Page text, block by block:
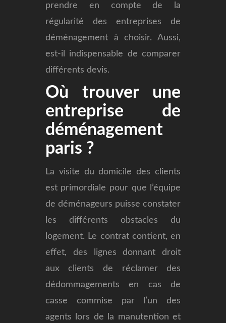
prendre en compte de la
régularité des entreprises de
déménagement à choisir. Aussi,
est-il indispensable de comparer
différents devis.
Où trouver une
entreprise de
déménagement
paris ?
La visite du domicile des clients
est primordiale pour que l’équipe
de déménageurs puisse constater
les différents obstacles du
logement. Le contrat contient, en
effet, des lignes donnant droit
aux clients de réclamer des
dédommagements en cas de
casse commise par l’un des
agents lors de la manutention et